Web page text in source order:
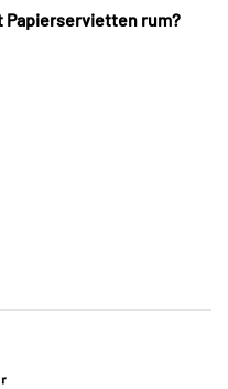
Papierservietten rum?